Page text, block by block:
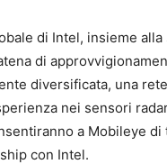
di Intel, insieme alla
di
diversificata, una
nei sensori
a Mobileye di
con Intel.